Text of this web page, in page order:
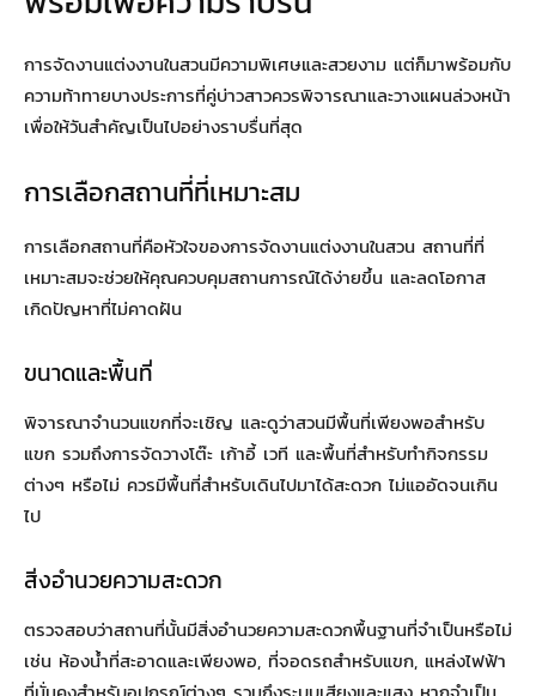
การจัดงานแต่งงานในสวนมีความพิเศษและสวยงาม แต่ก็มาพร้อมกับ
ความท้าทายบางประการที่คู่บ่าวสาวควรพิจารณาและวางแผนล่วงหน้า
เพื่อให้วันสำคัญเป็นไปอย่างราบรื่นที่สุด
การเลือกสถานที่ที่เหมาะสม
การเลือกสถานที่คือหัวใจของการจัดงานแต่งงานในสวน สถานที่ที่
เหมาะสมจะช่วยให้คุณควบคุมสถานการณ์ได้ง่ายขึ้น และลดโอกาส
เกิดปัญหาที่ไม่คาดฝัน
ขนาดและพื้นที่
พิจารณาจำนวนแขกที่จะเชิญ และดูว่าสวนมีพื้นที่เพียงพอสำหรับ
แขก รวมถึงการจัดวางโต๊ะ เก้าอี้ เวที และพื้นที่สำหรับทำกิจกรรม
ต่างๆ หรือไม่ ควรมีพื้นที่สำหรับเดินไปมาได้สะดวก ไม่แออัดจนเกิน
ไป
สิ่งอำนวยความสะดวก
ตรวจสอบว่าสถานที่นั้นมีสิ่งอำนวยความสะดวกพื้นฐานที่จำเป็นหรือไม่
เช่น ห้องน้ำที่สะอาดและเพียงพอ, ที่จอดรถสำหรับแขก, แหล่งไฟฟ้า